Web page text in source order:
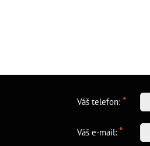
Váš telefon: *
Váš e-mail: *